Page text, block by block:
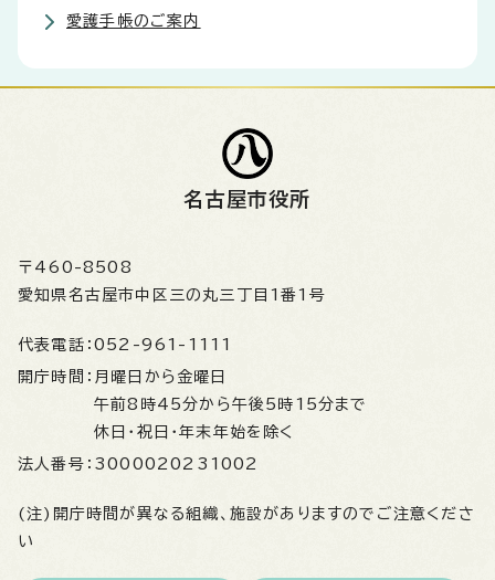
愛護手帳のご案内
名古屋市役所
〒460-8508
愛知県名古屋市中区三の丸三丁目1番1号
代表電話： 052-961-1111
開庁時間： 月曜日から金曜日
午前8時45分から午後5時15分まで
休日・祝日・年末年始を除く
法人番号： 3000020231002
(注)開庁時間が異なる組織、施設がありますのでご注意くださ
い